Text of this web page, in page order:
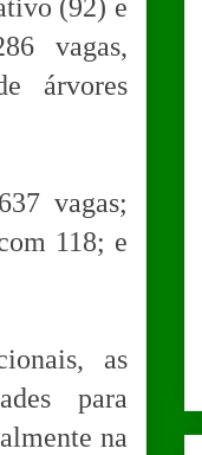
(92) e
vagas,
árvores
vagas;
118; e
as
para
na